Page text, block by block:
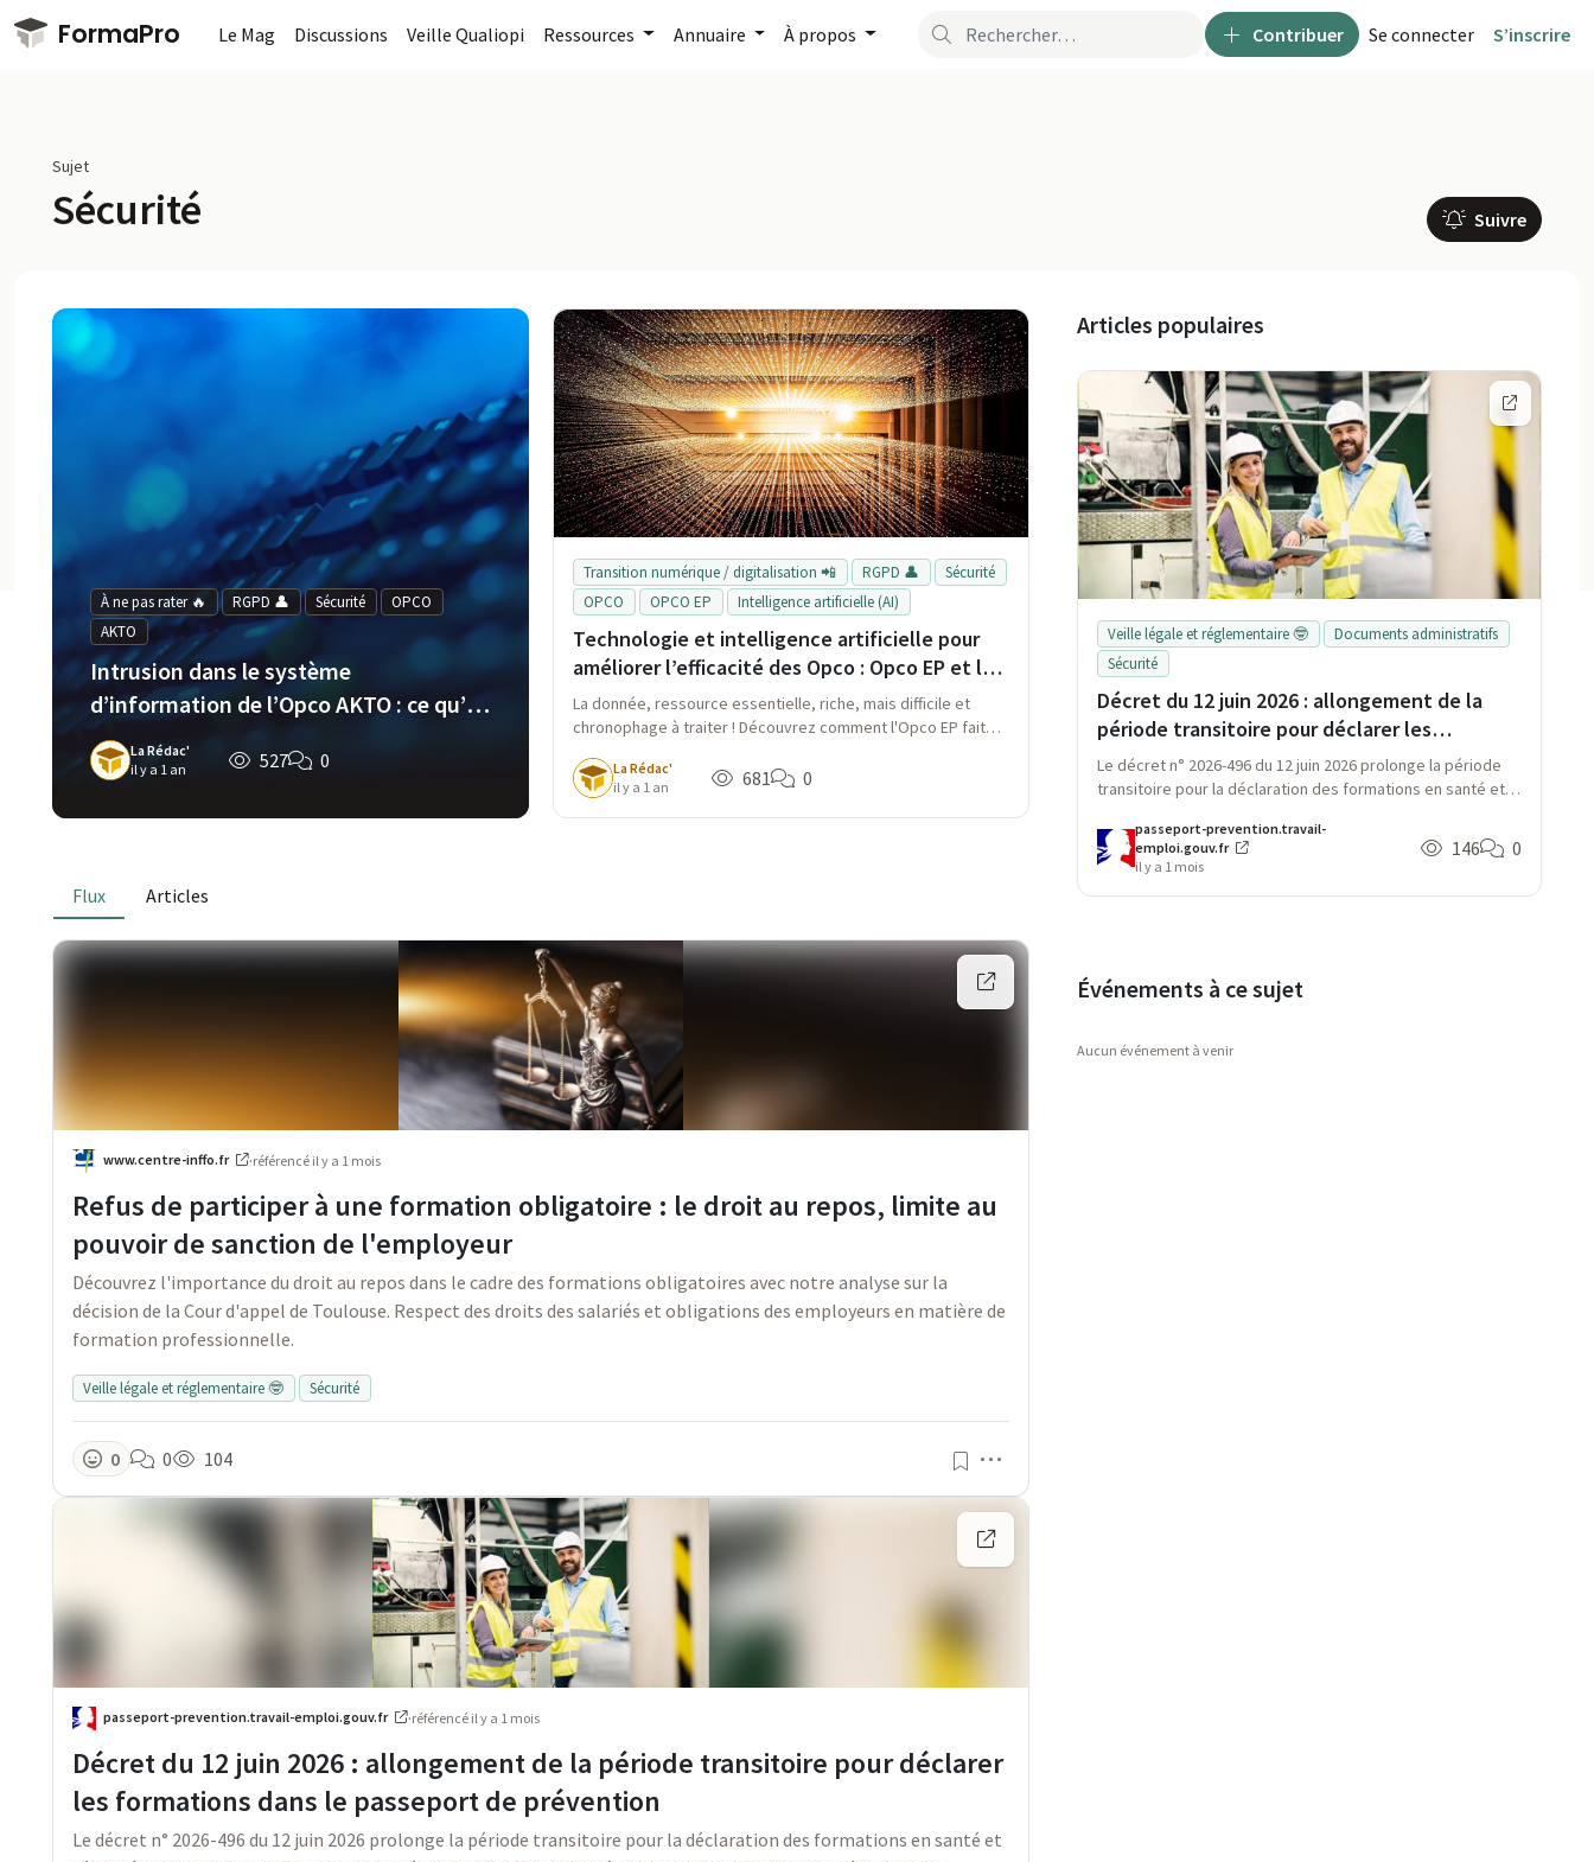
Passer au contenu principal
FormaPro Contribuer Se connecter S’inscrire
Le Mag Discussions Veille Qualiopi Ressources Annuaire À propos
Sujet
Sécurité Suivre
À ne pas rater 🔥 RGPD 👤 Sécurité
OPCO
AKTO
Intrusion dans le système
d’information de l’Opco AKTO : ce qu’il
faut savoir
La Rédac'
il y a 1 an
527 0
Transition numérique / digitalisation 📲 RGPD 👤
Sécurité
OPCO
OPCO EP Intelligence artificielle (AI)
Technologie et intelligence artificielle pour
améliorer l’efficacité des Opco : Opco EP et le
traitement de la donnée
La donnée, ressource essentielle, riche, mais difficile et
chronophage à traiter ! Découvrez comment l'Opco EP fait
La Rédac'
il y a 1 an
681 0
Flux Articles
www.centre-inffo.fr ·référencé il y a 1 mois
Refus de participer à une formation obligatoire : le droit au repos, limite au
pouvoir de sanction de l'employeur
Découvrez l'importance du droit au repos dans le cadre des formations obligatoires avec notre analyse sur la
décision de la Cour d'appel de Toulouse. Respect des droits des salariés et obligations des employeurs en matière de
formation professionnelle.
Veille légale et réglementaire 🤓 Sécurité
0 0 104
passeport-prevention.travail-emploi.gouv.fr ·référencé il y a 1 mois
Décret du 12 juin 2026 : allongement de la période transitoire pour déclarer
les formations dans le passeport de prévention
Le décret n° 2026-496 du 12 juin 2026 prolonge la période transitoire pour la déclaration des formations en santé et
Articles populaires
Veille légale et réglementaire 🤓
Documents administratifs
Sécurité
Décret du 12 juin 2026 : allongement de la
période transitoire pour déclarer les
formations dans le passeport de prévention
Le décret n° 2026-496 du 12 juin 2026 prolonge la période
transitoire pour la déclaration des formations en santé et
facilitant l'accès et la valorisation des compétences des
travailleurs.
passeport-prevention.travail-
emploi.gouv.fr
il y a 1 mois
146 0
Événements à ce sujet
Aucun événement à venir